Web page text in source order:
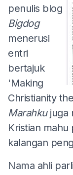
penulis blog
Bigdog
menerusi
entri
bertajuk
'Making
Christianity
Marahku juga
Kristian mahu
kalangan
Nama ahli